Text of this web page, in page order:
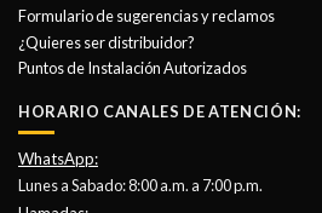
Formulario de sugerencias y reclamos
¿Quieres ser distribuidor?
Puntos de Instalación Autorizados
HORARIO CANALES DE ATENCIÓN:
WhatsApp:
Lunes a Sabado: 8:00 a.m. a 7:00 p.m.